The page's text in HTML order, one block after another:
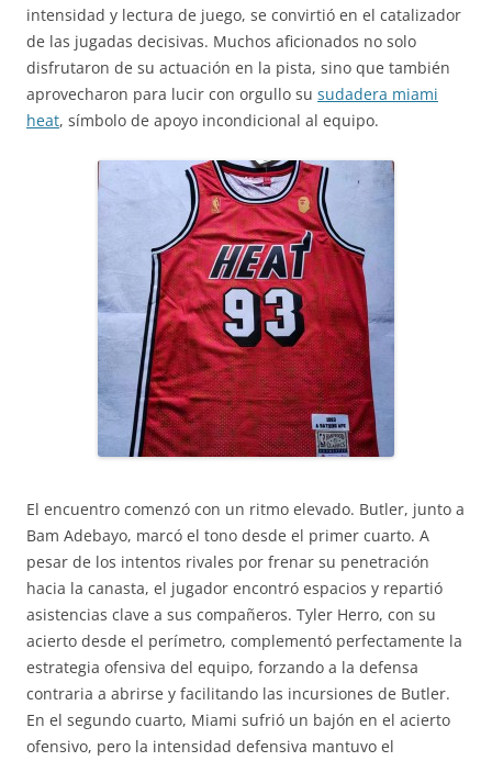
intensidad y lectura de juego, se convirtió en el catalizador
de las jugadas decisivas. Muchos aficionados no solo
disfrutaron de su actuación en la pista, sino que también
aprovecharon para lucir con orgullo su sudadera miami
heat, símbolo de apoyo incondicional al equipo.
El encuentro comenzó con un ritmo elevado. Butler, junto a
Bam Adebayo, marcó el tono desde el primer cuarto. A
pesar de los intentos rivales por frenar su penetración
hacia la canasta, el jugador encontró espacios y repartió
asistencias clave a sus compañeros. Tyler Herro, con su
acierto desde el perímetro, complementó perfectamente la
estrategia ofensiva del equipo, forzando a la defensa
contraria a abrirse y facilitando las incursiones de Butler.
En el segundo cuarto, Miami sufrió un bajón en el acierto
ofensivo, pero la intensidad defensiva mantuvo el